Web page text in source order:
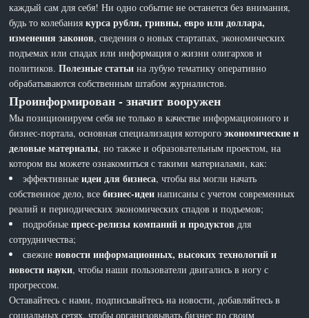
каждый сам для себя! Ни одно событие не останется без внимания,
будь то колебаниякурса рубля, гривны, евро или доллара,
изменения законов, сведения о новых стартапах, экономических
подъемах или спадах или информация о жизни олигархов и
политиков.Полезные статьи на лубую тематику оперативно
обрабатываются собственным штабом журналистов.
Проинформирован - значит вооружен
Мы позиционируем себя не только в качестве информационного и
бизнес-портала, основная специализация которогоэкономические и
деловые материалы, но также и образовательным проектом, на
котором вы можете ознакомиться с такими материалами, как:
эффективныеидеи для бизнеса, чтобы вы могли начать
собственное дело, всебизнес-идеи написаны с учетом современных
реалий и периодических экономических спадов и подъемов;
подробныепресс-релизы компаний и продуктов для
сотрудничества;
свежиеновости информационных, высоких технологий и
новости науки, чтобы наши пользователи двигались в ногу с
прогрессом.
Оставайтесь с нами, подписывайтесь на новости, добавляйтесь в
социальных сетях, чтобы организовывать бизнес по своим